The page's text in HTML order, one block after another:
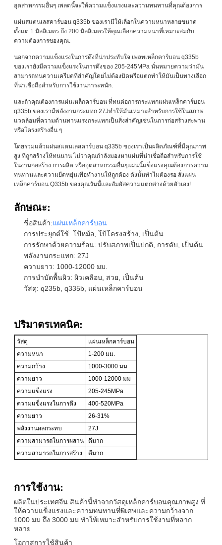
อุตสาหกรรมอื่นๆ เพลตนี้จะให้ความแข็งแรงและความทนทานที่คุณต้องการ
แผ่นสแตนเลสคาร์บอน q335b ของเรามีให้เลือกในความหนาหลายขนาด
ตั้งแต่ 1 มิลลิเมตร ถึง 200 มิลลิเมตรให้คุณเลือกความหนาที่เหมาะสมกับ
ความต้องการของคุณ.
นอกจากความแข็งแรงในการดึงที่น่าประทับใจ เพลทเหล็กคาร์บอน q335b
ของเรายังมีความแข็งแรงในการดึงของ 205-245MPa นั่นหมายความว่ามัน
สามารถทนความเครียดที่สําคัญโดยไม่ต้องบิดหรือแตกทําให้มันเป็นทางเลือก
ที่น่าเชื่อถือสําหรับการใช้งานภาระหนัก.
และถ้าคุณต้องการแผ่นเหล็กคาร์บอน ที่ทนต่อการกระแทกแผ่นเหล็กคาร์บอน
q335b ของเรามีพลังงานกระแทก 27Jทําให้มันเหมาะสําหรับการใช้ในสภาพ
แวดล้อมที่ความต้านทานแรงกระแทกเป็นสิ่งสําคัญเช่นในการก่อสร้างสะพาน
หรือโครงสร้างอื่น ๆ
โดยรวมแล้วแผ่นสแตนเลสคาร์บอน q335b ของเราเป็นผลิตภัณฑ์ที่มีคุณภาพ
สูง ที่ถูกสร้างให้ทนนาน ไม่ว่าคุณกําลังมองหาแผ่นที่น่าเชื่อถือสําหรับการใช้
ในงานก่อสร้าง การผลิต หรืออุตสาหกรรมอื่นๆแผ่นนี้แข็งแรงคุณต้องการความ
ทนทานและความยืดหยุ่นเพื่อทํางานให้ถูกต้อง ดังนั้นทําไมต้องรอ สั่งแผ่น
เหล็กคาร์บอน Q335b ของคุณวันนี้และสัมผัสความแตกต่างด้วยตัวเอง!
ลักษณะ:
ชื่อสินค้า:แผ่นเหล็กคาร์บอน
การประยุกต์ใช้: โป้หม้อ, โป้โครงสร้าง, เป็นต้น
การรักษาด้วยความร้อน: ปรับสภาพเป็นปกติ, การดับ, เป็นต้น
พลังงานกระแทก: 27J
ความยาว: 1000-12000 มม.
การบําบัดพื้นผิว: ผิวเคลือบ, สวย, เป็นต้น
วัสดุ: q235b, q335b, แผ่นเหล็กคาร์บอน
ปริมาตรเทคนิค:
วัสดุ
แผ่นเหล็กคาร์บอน
ความหนา
1-200 มม.
ความกว้าง
1000-3000 มม
ความยาว
1000-12000 มม
ความแข็งแรง
205-245MPa
ความแข็งแรงในการดึง
400-520MPa
ความยาว
26-31%
พลังงานผลกระทบ
27J
ความสามารถในการผสาน
ดีมาก
ความสามารถในการสร้าง
ดีมาก
การใช้งาน:
ผลิตในประเทศจีน สินค้านี้ทําจากวัสดุเหล็กคาร์บอนคุณภาพสูง ที่
ให้ความแข็งแรงและความทนทานที่พิเศษและความกว้างจาก
1000 มม ถึง 3000 มม ทําให้เหมาะสําหรับการใช้งานที่หลาก
หลาย
โอกาสการใช้สินค้า